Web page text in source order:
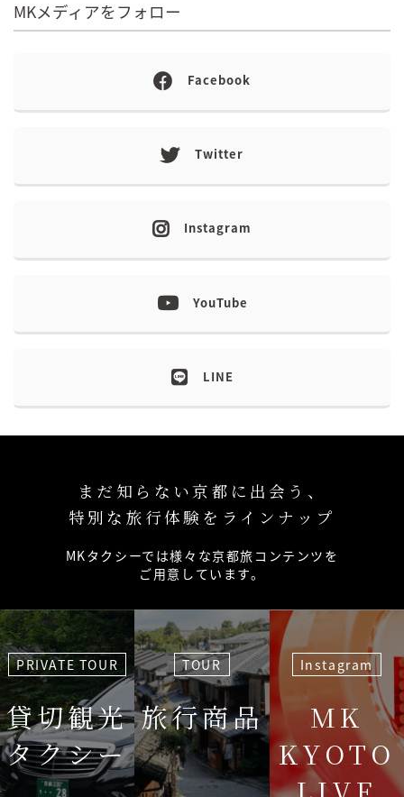
MKメディアをフォロー
Facebook
Twitter
Instagram
YouTube
LINE
まだ知らない京都に出会う、
特別な旅行体験をラインナップ
MKタクシーでは様々な京都旅コンテンツを
ご用意しています。
PRIVATE TOUR
貸切観光
タクシー
TOUR
旅行商品
Instagram
MK
KYOTO